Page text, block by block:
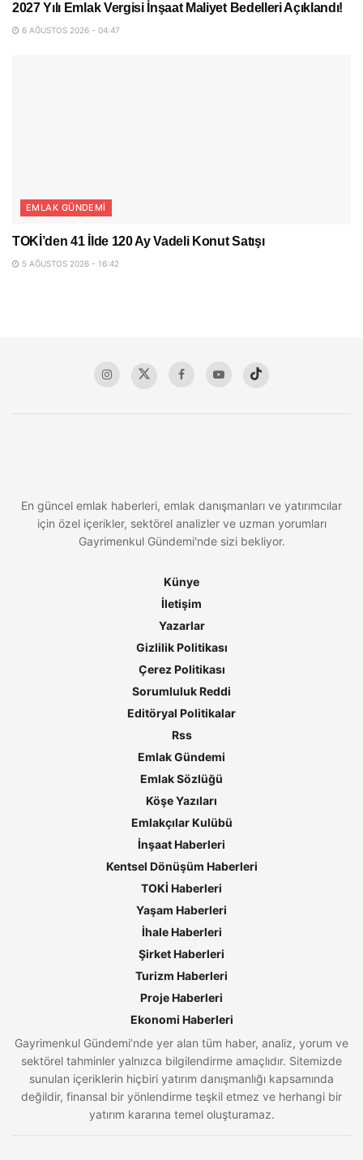
2027 Yılı Emlak Vergisi İnşaat Maliyet Bedelleri Açıklandı!
6 AĞUSTOS 2026 - 04:47
EMLAK GÜNDEMI
TOKİ’den 41 İlde 120 Ay Vadeli Konut Satışı
5 AĞUSTOS 2026 - 16:42
En güncel emlak haberleri, emlak danışmanları ve yatırımcılar
için özel içerikler, sektörel analizler ve uzman yorumları
Gayrimenkul Gündemi'nde sizi bekliyor.
Künye
İletişim
Yazarlar
Gizlilik Politikası
Çerez Politikası
Sorumluluk Reddi
Editöryal Politikalar
Rss
Emlak Gündemi
Emlak Sözlüğü
Köşe Yazıları
Emlakçılar Kulübü
İnşaat Haberleri
Kentsel Dönüşüm Haberleri
TOKİ Haberleri
Yaşam Haberleri
İhale Haberleri
Şirket Haberleri
Turizm Haberleri
Proje Haberleri
Ekonomi Haberleri
Gayrimenkul Gündemi’nde yer alan tüm haber, analiz, yorum ve
sektörel tahminler yalnızca bilgilendirme amaçlıdır. Sitemizde
sunulan içeriklerin hiçbiri yatırım danışmanlığı kapsamında
değildir, finansal bir yönlendirme teşkil etmez ve herhangi bir
yatırım kararına temel oluşturamaz.